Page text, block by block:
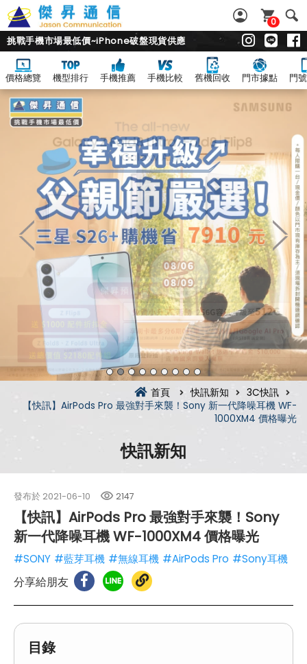
0
挑戰手機市場最低價~iPhone破盤現貨供應
價格總覽 機型排行 手機推薦 手機比較 舊機回收 門市據點 門
首頁 快訊新知
3C快訊
【快訊】AirPods Pro 最強對手來襲！Sony 新一代降噪耳機 WF-
1000XM4 價格曝光
快訊新知
發布於 2021-06-10 2147
【快訊】AirPods Pro 最強對手來襲！Sony
新一代降噪耳機 WF-1000XM4 價格曝光
#SONY #藍芽耳機 #無線耳機 #AirPods Pro #Sony耳機
分享給朋友
目錄